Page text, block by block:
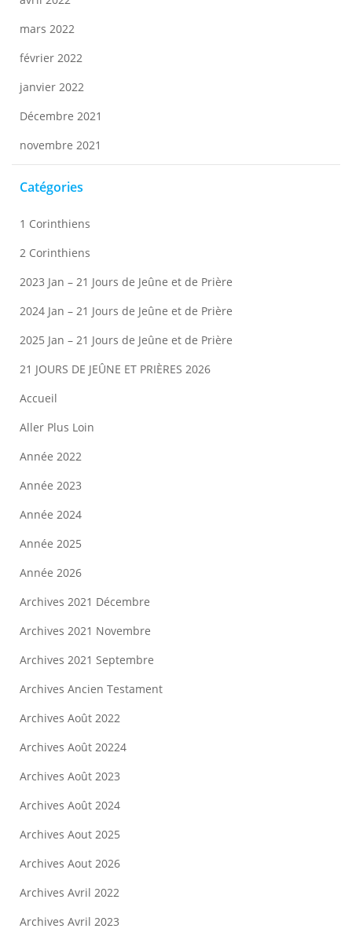
mars 2022
février 2022
janvier 2022
Décembre 2021
novembre 2021
Catégories
1 Corinthiens
2 Corinthiens
2023 Jan – 21 Jours de Jeûne et de Prière
2024 Jan – 21 Jours de Jeûne et de Prière
2025 Jan – 21 Jours de Jeûne et de Prière
21 JOURS DE JEÛNE ET PRIÈRES 2026
Accueil
Aller Plus Loin
Année 2022
Année 2023
Année 2024
Année 2025
Année 2026
Archives 2021 Décembre
Archives 2021 Novembre
Archives 2021 Septembre
Archives Ancien Testament
Archives Août 2022
Archives Août 20224
Archives Août 2023
Archives Août 2024
Archives Aout 2025
Archives Aout 2026
Archives Avril 2022
Archives Avril 2023